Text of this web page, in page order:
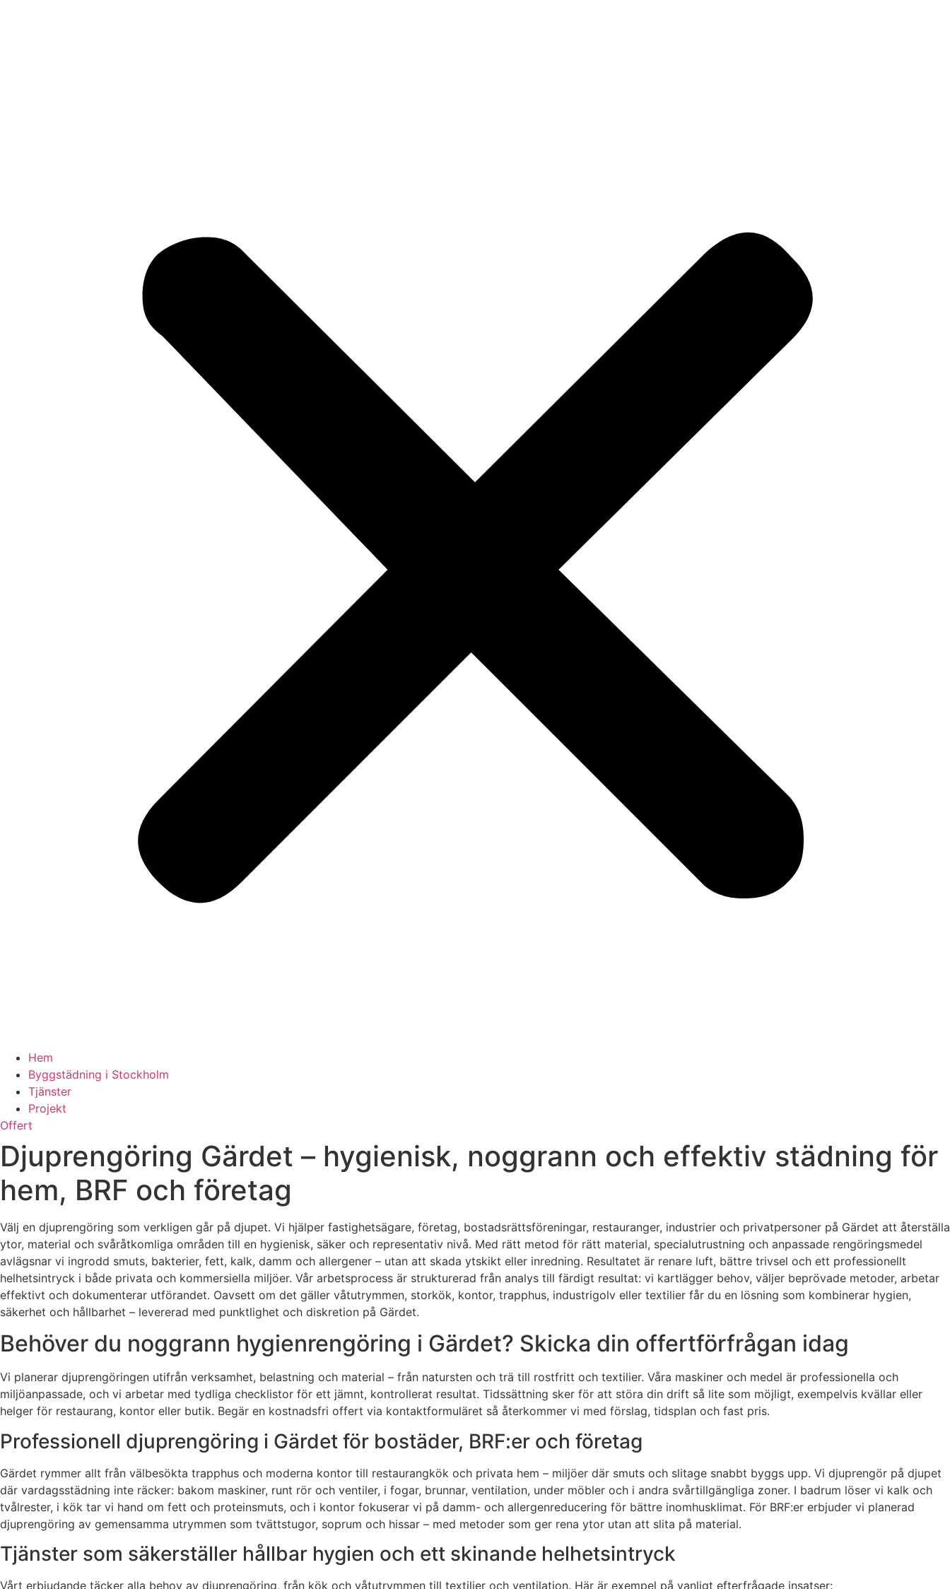
Hem
Byggstädning i Stockholm
Tjänster
Projekt
Offert
Djuprengöring Gärdet – hygienisk, noggrann och effektiv städning för
hem, BRF och företag
Välj en djuprengöring som verkligen går på djupet. Vi hjälper fastighetsägare, företag, bostadsrättsföreningar, restauranger, industrier och privatpersoner på Gärdet att återställa
ytor, material och svåråtkomliga områden till en hygienisk, säker och representativ nivå. Med rätt metod för rätt material, specialutrustning och anpassade rengöringsmedel
avlägsnar vi ingrodd smuts, bakterier, fett, kalk, damm och allergener – utan att skada ytskikt eller inredning. Resultatet är renare luft, bättre trivsel och ett professionellt
helhetsintryck i både privata och kommersiella miljöer. Vår arbetsprocess är strukturerad från analys till färdigt resultat: vi kartlägger behov, väljer beprövade metoder, arbetar
effektivt och dokumenterar utförandet. Oavsett om det gäller våtutrymmen, storkök, kontor, trapphus, industrigolv eller textilier får du en lösning som kombinerar hygien,
säkerhet och hållbarhet – levererad med punktlighet och diskretion på Gärdet.
Behöver du noggrann hygienrengöring i Gärdet? Skicka din offertförfrågan idag
Vi planerar djuprengöringen utifrån verksamhet, belastning och material – från natursten och trä till rostfritt och textilier. Våra maskiner och medel är professionella och
miljöanpassade, och vi arbetar med tydliga checklistor för ett jämnt, kontrollerat resultat. Tidssättning sker för att störa din drift så lite som möjligt, exempelvis kvällar eller
helger för restaurang, kontor eller butik. Begär en kostnadsfri offert via kontaktformuläret så återkommer vi med förslag, tidsplan och fast pris.
Professionell djuprengöring i Gärdet för bostäder, BRF:er och företag
Gärdet rymmer allt från välbesökta trapphus och moderna kontor till restaurangkök och privata hem – miljöer där smuts och slitage snabbt byggs upp. Vi djuprengör på djupet
där vardagsstädning inte räcker: bakom maskiner, runt rör och ventiler, i fogar, brunnar, ventilation, under möbler och i andra svårtillgängliga zoner. I badrum löser vi kalk och
tvålrester, i kök tar vi hand om fett och proteinsmuts, och i kontor fokuserar vi på damm- och allergenreducering för bättre inomhusklimat. För BRF:er erbjuder vi planerad
djuprengöring av gemensamma utrymmen som tvättstugor, soprum och hissar – med metoder som ger rena ytor utan att slita på material.
Tjänster som säkerställer hållbar hygien och ett skinande helhetsintryck
Vårt erbjudande täcker alla behov av djuprengöring, från kök och våtutrymmen till textilier och ventilation. Här är exempel på vanligt efterfrågade insatser: